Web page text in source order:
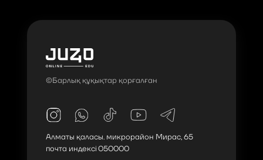
©Барлық құқықтар қорғалған
Алматы қаласы. ​микрорайон Мирас,65
почта индексі 050000